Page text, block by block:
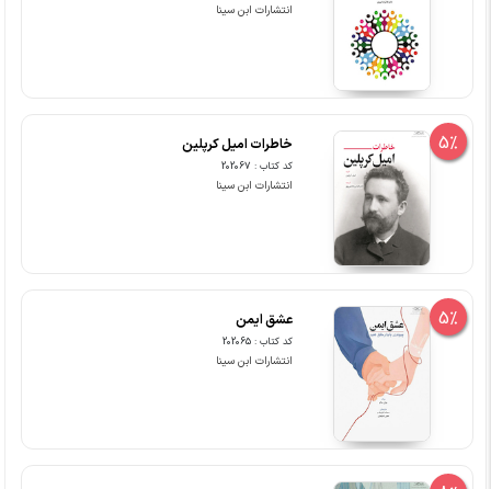
انتشارات ابن سینا
5% خاطرات امیل کرپلین
کد کتاب : 202067
انتشارات ابن سینا
5% عشق ایمن
کد کتاب : 202065
انتشارات ابن سینا